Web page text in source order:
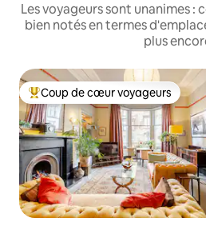
Les voyageurs sont unanimes :
bien notés en termes
plus
Coups de cœur voyageurs les
Coup de cœur voyageurs